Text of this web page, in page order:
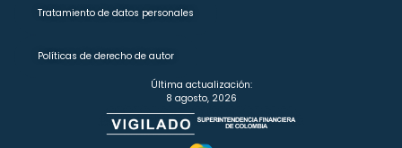
Tratamiento de datos personales
Políticas de derecho de autor
Última actualización:
8 agosto, 2026